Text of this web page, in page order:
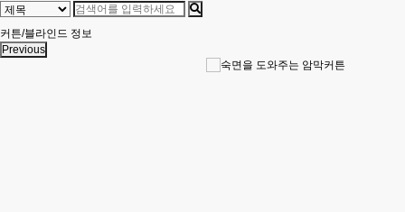
커튼/블라인드 정보
Previous